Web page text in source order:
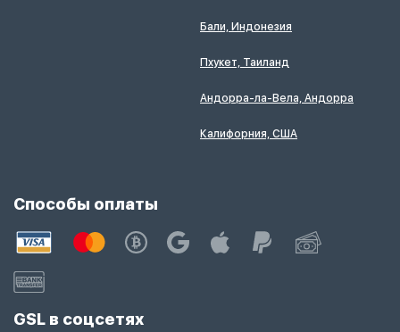
Бали, Индонезия
Пхукет, Таиланд
Андорра-ла-Вела, Андорра
Калифорния, США
Способы оплаты
GSL в соцсетях